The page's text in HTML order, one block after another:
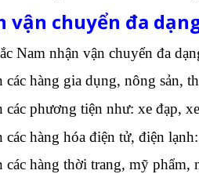
vận chuyển đa
Nam nhận vận chuyển đa
các hàng gia dụng, nông sản,
các phương tiện như: xe đạp,
các hàng hóa điện tử, điện
các hàng thời trang, mỹ